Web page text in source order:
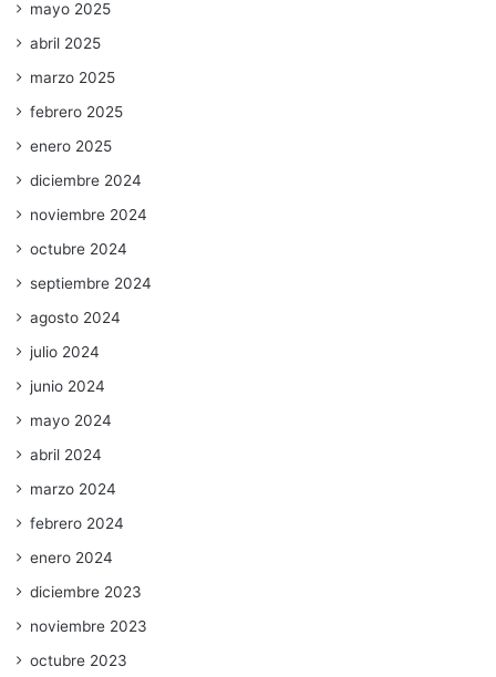
mayo 2025
abril 2025
marzo 2025
febrero 2025
enero 2025
diciembre 2024
noviembre 2024
octubre 2024
septiembre 2024
agosto 2024
julio 2024
junio 2024
mayo 2024
abril 2024
marzo 2024
febrero 2024
enero 2024
diciembre 2023
noviembre 2023
octubre 2023